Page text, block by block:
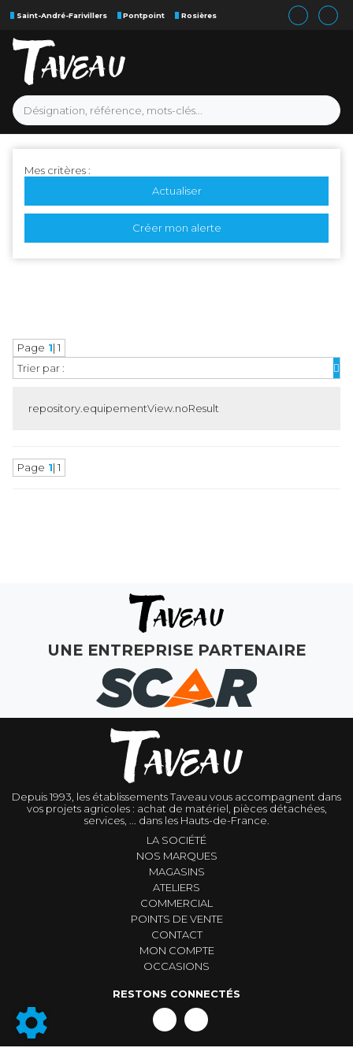
Saint-André-Farivillers Pontpoint Rosières
MON COMPTE
Mes critères :
Actualiser
Créer mon alerte
Trier par :
Page 1| 1
repository.equipementView.noResult
Page 1| 1
UNE ENTREPRISE PARTENAIRE
Depuis 1993, les établissements Taveau vous accompagnent dans
vos projets agricoles : achat de matériel, pièces détachées,
services, ... dans les Hauts-de-France.
LA SOCIÉTÉ
NOS MARQUES
MAGASINS
ATELIERS
COMMERCIAL
POINTS DE VENTE
CONTACT
MON COMPTE
OCCASIONS
RESTONS CONNECTÉS